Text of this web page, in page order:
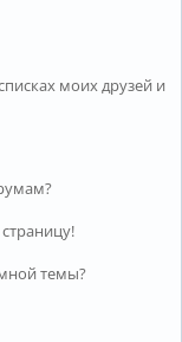
моих друзей и
темы?